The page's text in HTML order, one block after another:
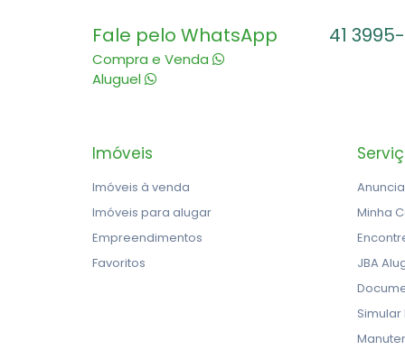
Fale pelo WhatsApp
Compra e Venda
Aluguel
41
Imóveis
Imóveis à venda
Imóveis para alugar
Empreendimentos
Favoritos
Minha
JBA